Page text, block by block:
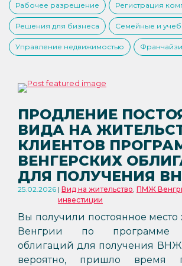
Рабочее разрешение Регистрация
Решения для бизнеса Семейные и
Управление недвижимостью
ПРОДЛЕНИЕ
ВИДА НА
КЛИЕНТОВ
ВЕНГЕРСКИХ
ДЛЯ ПОЛУЧЕНИЯ
25.02.2026 Вид на жительство, ПМЖ
инвестиции
Вы получили постоянное место
Венгрии по программе
облигаций для получения
вероятно, пришло время